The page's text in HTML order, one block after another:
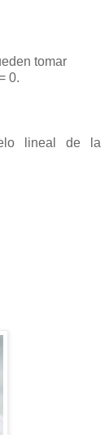
tomar
0.
lineal de la